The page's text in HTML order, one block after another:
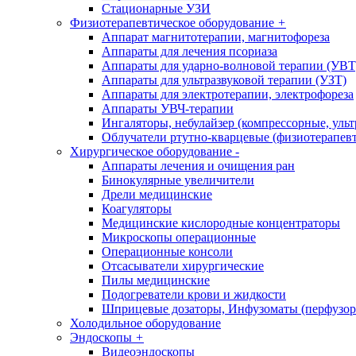
Стационарные УЗИ
Физиотерапевтическое оборудование +
Аппарат магнитотерапии, магнитофореза
Аппараты для лечения псориаза
Аппараты для ударно-волновой терапии
Аппараты для ультразвуковой терапии (УЗТ)
Аппараты для электротерапии, электрофореза
Аппараты УВЧ-терапии
Ингаляторы, небулайзер (компрессорные,
Облучатели ртутно-кварцевые
Хирургическое оборудование -
Аппараты лечения и очищения ран
Бинокулярные увеличители
Дрели медицинские
Коагуляторы
Медицинские кислородные концентраторы
Микроскопы операционные
Операционные консоли
Отсасыватели хирургические
Пилы медицинские
Подогреватели крови и жидкости
Шприцевые дозаторы, Инфузоматы
Холодильное оборудование
Эндоскопы +
Видеоэндоскопы